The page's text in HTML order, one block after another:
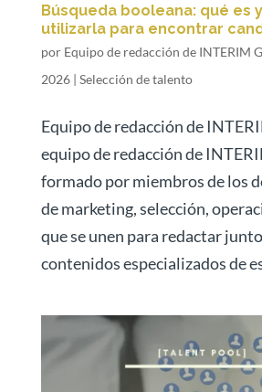
Búsqueda booleana: qué es
utilizarla para encontrar
por Equipo de redacción de INTERIM
2026| Selección de talento
Equipo de redacción de
equipo de redacción de
formado por miembros de los
de marketing, selección,
que se unen para redactar
contenidos especializados de